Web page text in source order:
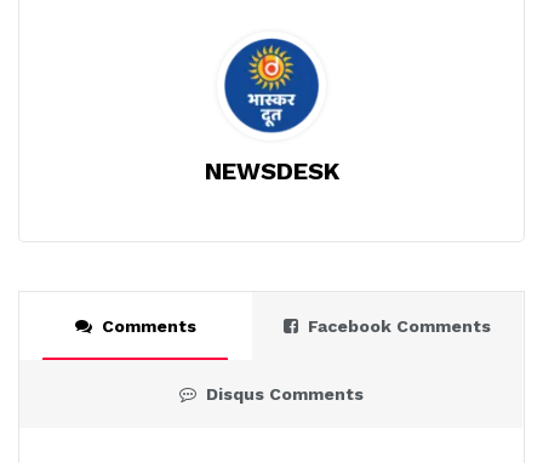
NEWSDESK
Comments Facebook Comments
Disqus Comments